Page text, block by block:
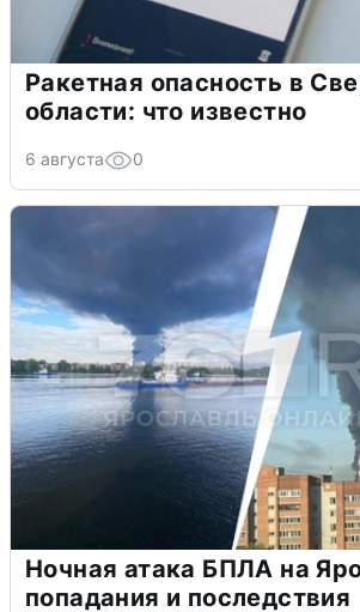
Ракетная опасность в
области: что известно
6 августа 0
Ночная атака БПЛА на
попадания и последствия